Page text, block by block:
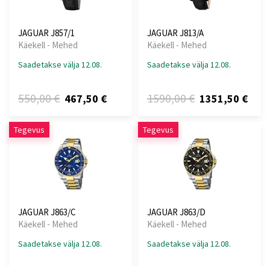
JAGUAR J857/1
Käekell - Mehed
Saadetakse välja 12.08.
550,00 € 467,50 €
JAGUAR J813/A
Käekell - Mehed
Saadetakse välja 12.08.
1590,00 € 1351,50 €
Tegevus
JAGUAR J863/C
Käekell - Mehed
Saadetakse välja 12.08.
Tegevus
JAGUAR J863/D
Käekell - Mehed
Saadetakse välja 12.08.